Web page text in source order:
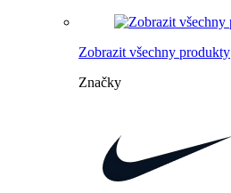
Zobrazit všechny produkty
Značky